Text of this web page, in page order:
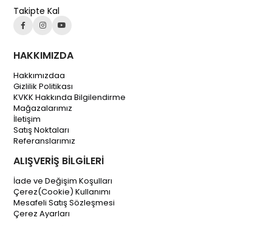
Takipte Kal
HAKKIMIZDA
Hakkımızdaa
Gizlilik Politikası
KVKK Hakkında Bilgilendirme
Mağazalarımız
İletişim
Satış Noktaları
Referanslarımız
ALIŞVERİŞ BİLGİLERİ
İade ve Değişim Koşulları
Çerez(Cookie) Kullanımı
Mesafeli Satış Sözleşmesi
Çerez Ayarları